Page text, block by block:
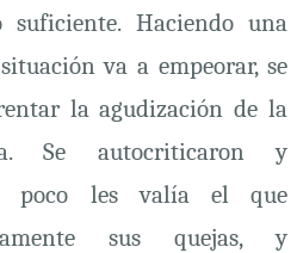
Haciendo una
va a empeorar, se
la agudización de la
Se autocriticaron y
poco les valía el que
sus quejas, y